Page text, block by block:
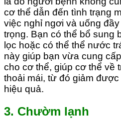
cơ thể dẫn đến tình trạng
việc nghỉ ngơi và uống
trọng. Bạn có thể bổ sung
lọc hoặc có thể thể nước
này giúp bạn vừa cung
cho cơ thể, giúp cơ thể về
thoải mái, từ đó giảm
hiệu quả.
3. Chườm lạnh